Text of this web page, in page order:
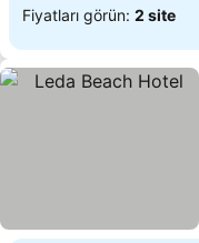
Fiyatları görün: 2 site